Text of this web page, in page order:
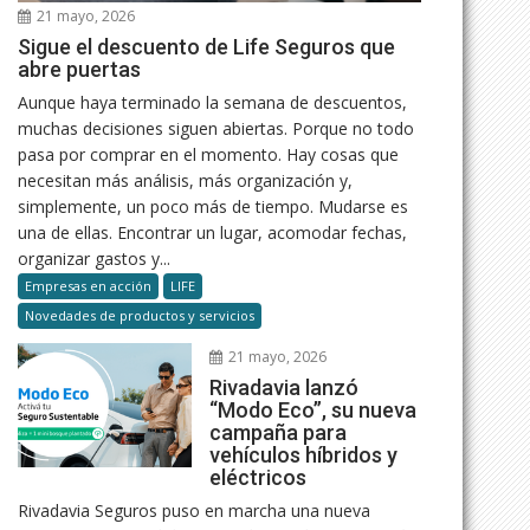
21 mayo, 2026
Sigue el descuento de Life Seguros que
abre puertas
Aunque haya terminado la semana de descuentos,
muchas decisiones siguen abiertas. Porque no todo
pasa por comprar en el momento. Hay cosas que
necesitan más análisis, más organización y,
simplemente, un poco más de tiempo. Mudarse es
una de ellas. Encontrar un lugar, acomodar fechas,
organizar gastos y...
Empresas en acción
LIFE
Novedades de productos y servicios
21 mayo, 2026
Rivadavia lanzó
“Modo Eco”, su nueva
campaña para
vehículos híbridos y
eléctricos
Rivadavia Seguros puso en marcha una nueva